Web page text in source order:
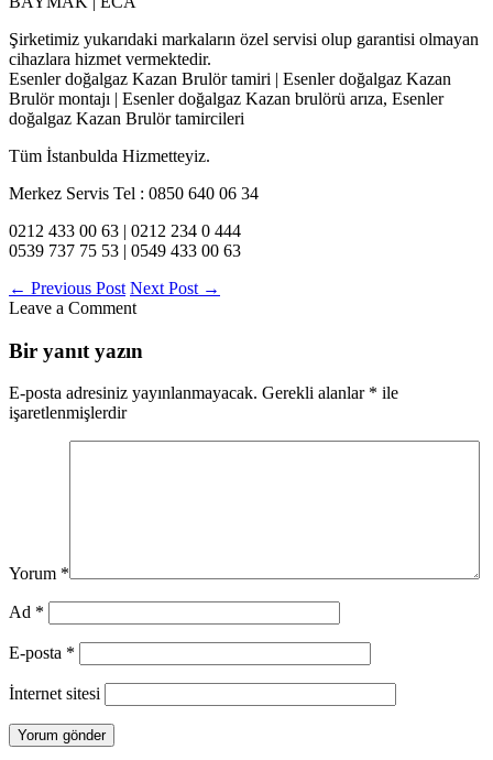
Şirketimiz yukarıdaki markaların özel servisi olup garantisi olmayan
cihazlara hizmet vermektedir.
Esenler doğalgaz Kazan Brulör tamiri | Esenler doğalgaz Kazan
Brulör montajı | Esenler doğalgaz Kazan brulörü arıza, Esenler
doğalgaz Kazan Brulör tamircileri
Tüm İstanbulda Hizmetteyiz.
Merkez Servis Tel : 0850 640 06 34
0212 433 00 63 | 0212 234 0 444
0539 737 75 53 | 0549 433 00 63
← Previous Post Next Post →
Leave a Comment
Bir yanıt yazın
E-posta adresiniz yayınlanmayacak. Gerekli alanlar * ile
işaretlenmişlerdir
Yorum *
Ad *
E-posta *
İnternet sitesi